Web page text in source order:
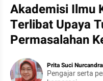
Akademisi Ilmu
Terlibat Upaya
Permasalahan
Prita Suci
Pengajar serta